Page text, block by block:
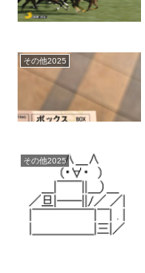
その他2025
その他2025